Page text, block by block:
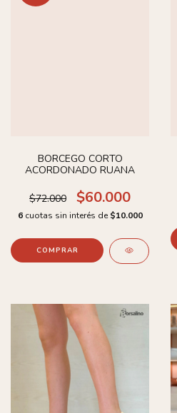
BORCEGO CORTO
ACORDONADO RUANA
$72.000 $60.000
6 cuotas sin interés de $10.000
COMPRAR